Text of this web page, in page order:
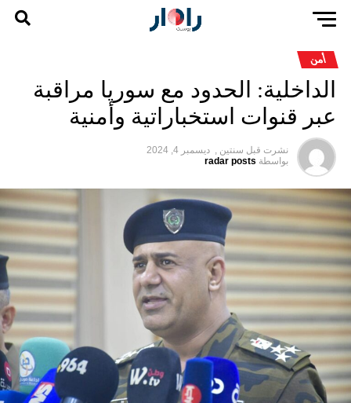
أمن
الداخلية: الحدود مع سوريا مراقبة
عبر قنوات استخباراتية وأمنية
نشرت قبل سنتين , ديسمبر 4, 2024
بواسطة radar posts